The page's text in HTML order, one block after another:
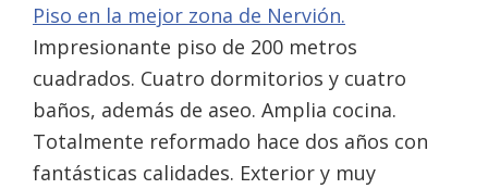
Piso en la mejor zona de Nervión.
Impresionante piso de 200 metros
cuadrados. Cuatro dormitorios y cuatro
baños, además de aseo. Amplia cocina.
Totalmente reformado hace dos años con
fantásticas calidades. Exterior y muy